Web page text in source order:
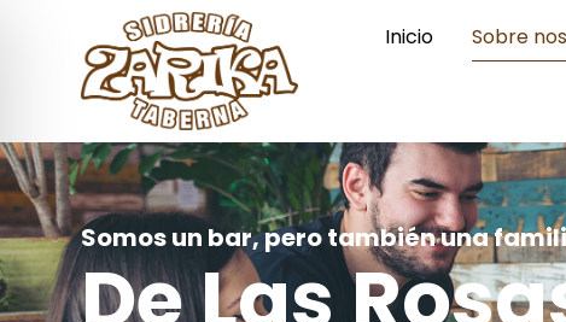
Inicio Sobre
Somos un bar, pero también una
De Las